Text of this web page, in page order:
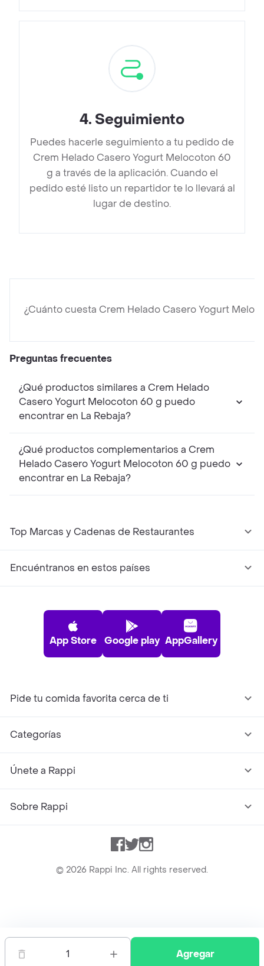
1 Agregar
4. Seguimiento
Puedes hacerle seguimiento a tu pedido de
Crem Helado Casero Yogurt Melocoton 60
g a través de la aplicación. Cuando el
pedido esté listo un repartidor te lo llevará al
lugar de destino.
¿Cuánto cuesta Crem Helado Casero Yogurt
Preguntas frecuentes
¿Qué productos similares a Crem Helado
Casero Yogurt Melocoton 60 g puedo
encontrar en La Rebaja?
¿Qué productos complementarios a Crem
Helado Casero Yogurt Melocoton 60 g puedo
encontrar en La Rebaja?
Top Marcas y Cadenas de Restaurantes
Encuéntranos en estos países
App Store Google play AppGallery
Pide tu comida favorita cerca de ti
Categorías
Únete a Rappi
Sobre Rappi
Facebook
TwitterInstagram
© 2026 Rappi Inc. All rights reserved.